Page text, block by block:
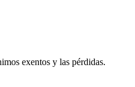
exentos y las pérdidas.